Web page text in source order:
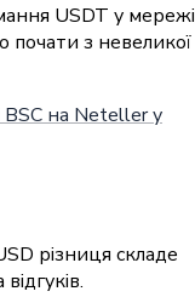
USDT у мережі
почати з невеликої
на Neteller у
різниця складе